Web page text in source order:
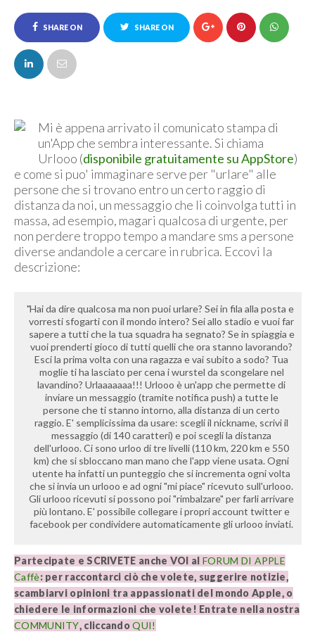
SHARE ON
FACEBOOK
SHARE ON
Mi è appena arrivato il comunicato stampa di
un'App che sembra interessante. Si chiama
Urlooo (disponibile gratuitamente su AppStore)
e come si puo' immaginare serve per "urlare" alle
persone che si trovano entro un certo raggio di
distanza da noi, un messaggio che li coinvolga tutti in
massa, ad esempio, magari qualcosa di urgente, per
non perdere troppo tempo a mandare sms a persone
diverse andandole a cercare in rubrica. Eccovi la
descrizione:
Hai da dire qualcosa ma non puoi urlare? Sei in fila alla posta e
vorresti sfogarti con il mondo intero? Sei allo stadio e vuoi far
sapere a tutti che la tua squadra ha segnato? Se in spiaggia e
vuoi prenderti gioco di tutti quelli che ora stanno lavorando?
Esci la prima volta con una ragazza e vai subito a sodo? Tua
moglie ti ha lasciato per cena i wurstel da scongelare nel
lavandino? Urlaaaaaaa!!! Urlooo è un'app che permette di
inviare un messaggio (tramite notifica push) a tutte le
persone che ti stanno intorno, alla distanza di un certo
raggio. E' semplicissima da usare: scegli il nickname, scrivi il
messaggio (di 140 caratteri) e poi scegli la distanza
dell'urlooo. Ci sono urloo di tre livelli (110 km, 220 km e 550
km) che si sbloccano man mano che l'app viene usata. Ogni
utente ha infatti un punteggio che si incrementa ogni volta
che si invia un urlooo e ad ogni "mi piace" ricevuto sull'urlooo.
Gli urlooo ricevuti si possono poi "rimbalzare" per farli arrivare
più lontano. E' possibile collegare i propri account twitter e
facebook per condividere automaticamente gli urlooo inviati.
Partecipate e SCRIVETE anche VOI al FORUM DI APPLE
Caffè: per raccontarci ciò che volete, suggerire notizie,
scambiarvi opinioni tra appassionati del mondo Apple, o
chiedere le informazioni che volete! Entrate nella nostra
COMMUNITY, cliccandoQUI!